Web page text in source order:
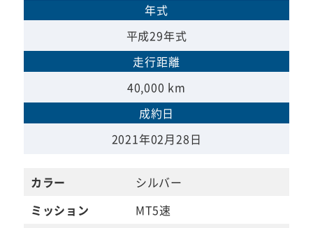
年式
平成29年式
走行距離
40,000 km
成約日
2021年02月28日
カラー
シルバー
ミッション
MT5速